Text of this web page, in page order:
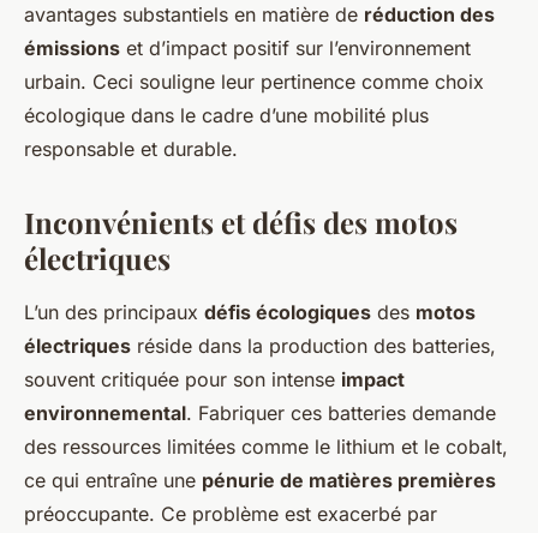
avantages substantiels en matière de réduction des
émissions et d’impact positif sur l’environnement
urbain. Ceci souligne leur pertinence comme choix
écologique dans le cadre d’une mobilité plus
responsable et durable.
Inconvénients et défis des motos
électriques
L’un des principaux défis écologiques des motos
électriques réside dans la production des batteries,
souvent critiquée pour son intense impact
environnemental. Fabriquer ces batteries demande
des ressources limitées comme le lithium et le cobalt,
ce qui entraîne une pénurie de matières premières
préoccupante. Ce problème est exacerbé par